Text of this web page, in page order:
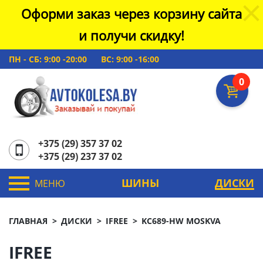
Оформи заказ через корзину сайта
и получи скидку!
ПН - СБ: 9:00 -20:00 ВС: 9:00 -16:00
0
+375 (29) 357 37 02
+375 (29) 237 37 02
МЕНЮ ШИНЫ ДИСКИ
ГЛАВНАЯ ДИСКИ IFREE KC689-HW MOSKVA
IFREE